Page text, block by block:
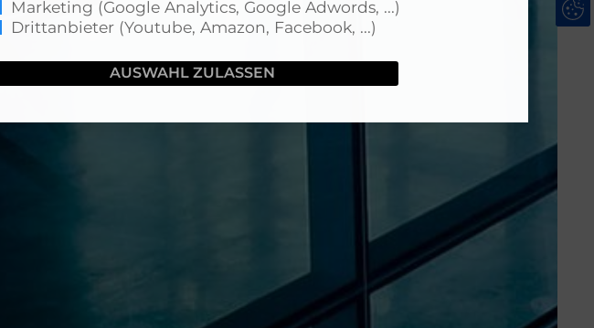
Marketing (Google Analytics, Google Adwords, ...)
Drittanbieter (Youtube, Amazon, Facebook, ...)